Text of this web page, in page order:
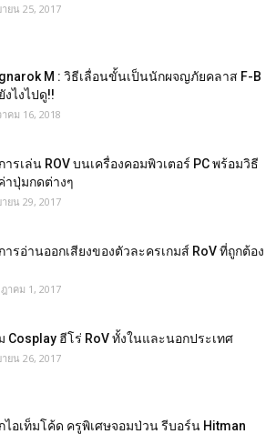
ยน 25, 2017
M : วิธีเลื่อนขั้นเป็นนักผจญภัยคลาส F-B
งไงไปดู!!
คม 16, 2018
ารเล่น ROV บนเครื่องคอมพิวเตอร์ PC พร้อมวิธี
าปุ่มกดต่างๆ
ยน 29, 2017
ารอ่านออกเสียงของตัวละครเกมส์ RoV ที่ถูกต้อง
าคม 1, 2017
Cosplay ฮีโร่ RoV ทั้งในและนอกประเทศ
ยน 26, 2017
ไอเท็มโค้ด ครูพิเศษจอมป่วน รีบอร์น Hitman